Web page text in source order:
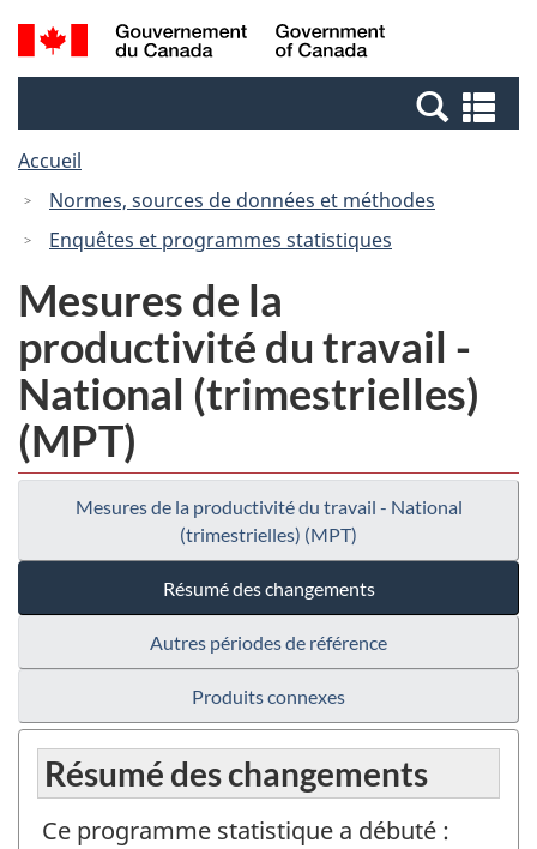
Passer
au
Passer
à
Canada
Recherche
et
et
Accueil
Normes, sources de données et méthodes
Enquêtes et programmes statistiques
Mesures de la
productivité du travail -
National (trimestrielles)
(MPT)
Mesures de la productivité du travail - National
(trimestrielles) (MPT)
Résumé des changements
Autres périodes de référence
Produits connexes
Résumé des changements
Ce programme statistique a débuté :